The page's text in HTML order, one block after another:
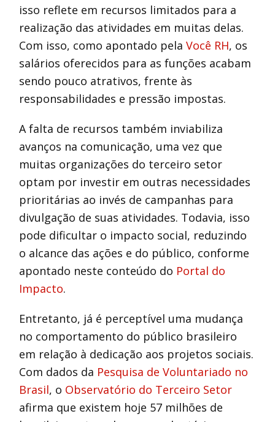
isso reflete em recursos limitados para a
realização das atividades em muitas delas.
Com isso, como apontado pelaVocê RH, os
salários oferecidos para as funções acabam
sendo pouco atrativos, frente às
responsabilidades e pressão impostas.
A falta de recursos também inviabiliza
avanços na comunicação, uma vez que
muitas organizações do terceiro setor
optam por investir em outras necessidades
prioritárias ao invés de campanhas para
divulgação de suas atividades. Todavia, isso
pode dificultar o impacto social, reduzindo
o alcance das ações e do público, conforme
apontado neste conteúdo do Portal do
Impacto.
Entretanto, já é perceptível uma mudança
no comportamento do público brasileiro
em relação à dedicação aos projetos sociais.
Com dados da Pesquisa de Voluntariado no
Brasil, o Observatório do Terceiro Setor
afirma que existem hoje 57 milhões de